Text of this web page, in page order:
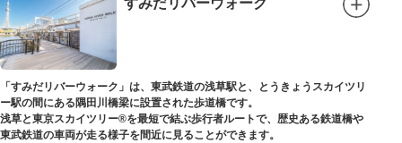
ご本尊である辯才天は、音楽と芸能の守り神として広く信仰され、
「辯”財”天」とも書くことから、金運上昇といったご利益もあると言われて
います。辯才天は琵琶を持った姿で知られていますが、不忍池辯天堂の辯才
天は、8本の腕に煩悩を破壊する武器をお持ちになっている「八臂辯才天
（はっぴべんざいてん）」。9月に行われる「巳成金（みなるかね）大祭」
で目にすることができます。
不忍池辯天堂には、豊臣秀吉公が大切にしていたという伝説のある、谷中七
福神とは別の「大黒天」も祀られています。
「すみだリバーウォーク」は、東武鉄道の浅草駅と、とうきょうスカイツリ
ー駅の間にある隅田川橋梁に設置された歩道橋です。
浅草と東京スカイツリー®を最短で結ぶ歩行者ルートで、歴史ある鉄道橋や
東武鉄道の車両が走る様子を間近に見ることができます。